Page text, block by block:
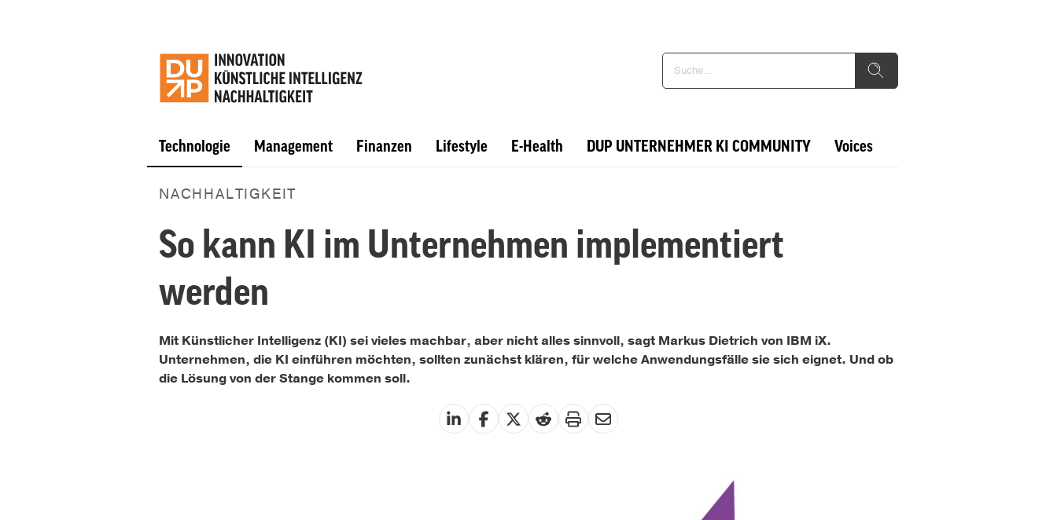
Technologie Management Finanzen Lifestyle E-Health DUP UNTERNEHMER KI COMMUNITY Voices
NACHHALTIGKEIT
So kann KI im Unternehmen implementiert
werden
Mit Künstlicher Intelligenz (KI) sei vieles machbar, aber nicht alles sinnvoll, sagt Markus Dietrich von IBM iX.
Unternehmen, die KI einführen möchten, sollten zunächst klären, für welche Anwendungsfälle sie sich eignet. Und ob
die Lösung von der Stange kommen soll.